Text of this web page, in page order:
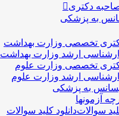
دکتری
به پزشکی
تخصصی وزارت بهداشت
ارشد وزارت بهداشت
تخصصی وزارت علوم
ارشد وزارت علوم
به پزشکی
آزمونها
دانلود کلید سوالات